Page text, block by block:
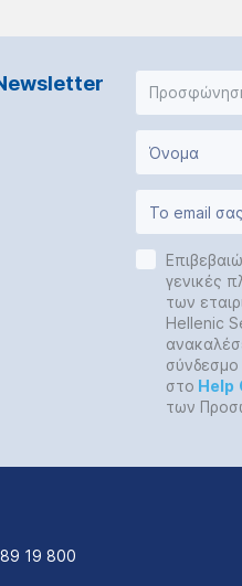
γενικές
των
Hellenic
σύνδεσμο
στο Help
των
19 800